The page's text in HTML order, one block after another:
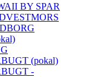
BY SPAR
(pokal)
-